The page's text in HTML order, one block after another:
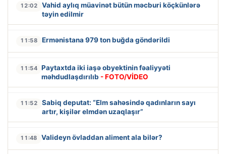
12:02
Vahid aylıq müavinət bütün məcburi köçkünlərə
təyin edilmir
11:58 Ermənistana 979 ton buğda göndərildi
11:54 Paytaxtda iki iaşə obyektinin fəaliyyəti
məhdudlaşdırılıb - FOTO/VİDEO
11:52
Sabiq deputat: “Elm sahəsində qadınların sayı
artır, kişilər elmdən uzaqlaşır”
11:48 Valideyn övladdan aliment ala bilər?